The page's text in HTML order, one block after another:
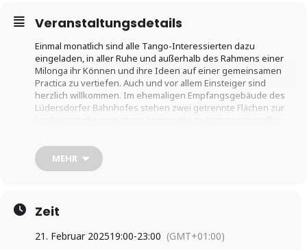
Veranstaltungsdetails
Einmal monatlich sind alle Tango-Interessierten dazu
eingeladen, in aller Ruhe und außerhalb des Rahmens einer
Milonga ihr Können und ihre Ideen auf einer gemeinsamen
Practica zu vertiefen. Auch und vor allem Einsteiger sind
herzlich willkommen. Im ehemaligen Empfangsgebäude des
Lüdersdorfer Bahnhofes stehen zwei getrennte Flächen zur
Überblick auf der Tanzfläche noch nicht so gut funktioniert.
Die Musikauswahl nimmt bei Tempo und Komplexität auch auf
weniger erfahrene Tänzer*innen Rücksicht.
Es gibt im kleinen Rahmen Parkplätze direkt vor Ort und etwas
mehr innerhalb des Ortes, die beste Erreichbarkeit aber ist mit
der Bahn, sie fährt stündlich ab Hauptbahnhof Lübeck oder in
Gegenrichtung über Bad Kleinen und Schönberg – und hält
MEHR
Zeit
21. Februar 202519:00-23:00 (GMT+01:00)